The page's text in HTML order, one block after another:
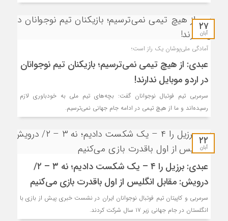
۲۷
آبان
آمادگی ملی‌پوشان یک راز است؛
عبدی: از هیچ تیمی نمی‌ترسیم؛ بازیکنان تیم نوجوانان
در اردو موبایل ندارند!
سرمربی تیم فوتبال نوجوانان گفت: بچه‌های تیم ملی به خودباوری لازم
رسیده‌اند و ما از هیچ تیمی در ادامه جام جهانی نمی‌ترسیم.
۲۲
آبان
عبدی: برزیل را ۴ – یک شکست دادیم؛ نه ۳ – ۲/
درویش: مقابل انگلیس از اول باقدرت بازی می‌کنیم
سرمربی و کاپیتان تیم فوتبال نوجوانان ایران در نشست خبری پیش از بازی با
انگلستان در جام جهانی زیر ۱۷ سال شرکت کردند.